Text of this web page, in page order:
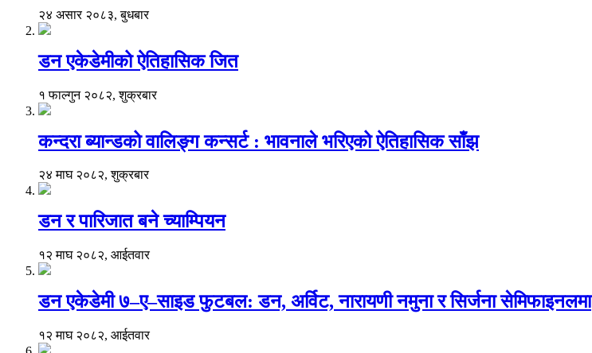
२४ असार २०८३, बुधबार
डन एकेडेमीको ऐतिहासिक जित
१ फाल्गुन २०८२, शुक्रबार
कन्दरा ब्यान्डको वालिङ्ग कन्सर्ट : भावनाले भरिएको ऐतिहासिक साँझ
२४ माघ २०८२, शुक्रबार
डन र पारिजात बने च्याम्पियन
१२ माघ २०८२, आईतवार
डन एकेडेमी ७–ए–साइड फुटबल: डन, अर्विट, नारायणी नमुना र सिर्जना सेमिफाइनलमा
१२ माघ २०८२, आईतवार